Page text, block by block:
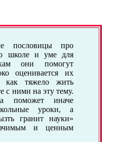
пословицы про
школе и уме для
они помогут
оценивается их
как тяжело жить
с ними на эту тему.
поможет иначе
уроки, а
гранит науки»
и ценным